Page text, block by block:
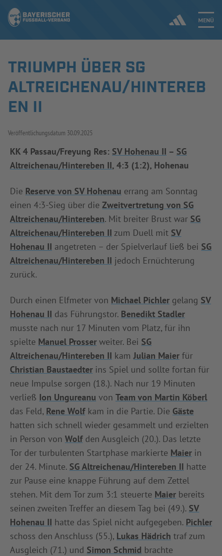
MENÜ
Jetzt einloggen
ERGEBNISSE & WETTBEWERBE
SPIELBETRIEB & VERBANDSLEBEN
AUSBILDUNG & FÖRDERUNG
DER VERBAND
INFOTHEK SPIELPLUS
TRIUMPH ÜBER SG
ALTREICHENAU/HINTEREB
EN II
Veröffentlichungsdatum 30.09.2025
KK 4 Passau/Freyung Res: SV Hohenau II – SG
Altreichenau/Hintereben II, 4:3 (1:2), Hohenau
Die Reserve von SV Hohenau errang am Sonntag
einen 4:3-Sieg über die Zweitvertretung von SG
Altreichenau/Hintereben. Mit breiter Brust war SG
Altreichenau/Hintereben II zum Duell mit SV
Hohenau II angetreten – der Spielverlauf ließ bei SG
Altreichenau/Hintereben II jedoch Ernüchterung
zurück.
Durch einen Elfmeter von Michael Pichler gelang SV
Hohenau II das Führungstor. Benedikt Stadler
musste nach nur 17 Minuten vom Platz, für ihn
spielte Manuel Prosser weiter. Bei SG
Altreichenau/Hintereben II kam Julian Maier für
Christian Baustaedter ins Spiel und sollte fortan für
neue Impulse sorgen (18.). Nach nur 19 Minuten
verließ Ion Ungureanu von Team von Martin Köberl
das Feld, Rene Wolfkam in die Partie. Die Gäste
hatten sich schnell wieder gesammelt und erzielten
in Person von Wolfden Ausgleich (20.). Das letzte
Tor der turbulenten Startphase markierte Maier in
der 24. Minute. SG Altreichenau/Hintereben II hatte
zur Pause eine knappe Führung auf dem Zettel
stehen. Mit dem Tor zum 3:1 steuerte Maier bereits
seinen zweiten Treffer an diesem Tag bei (49.). SV
Hohenau II hatte das Spiel nicht aufgegeben. Pichler
schoss den Anschluss (55.), Lukas Hädrich traf zum
Ausgleich (71.) und Simon Schmid brachte